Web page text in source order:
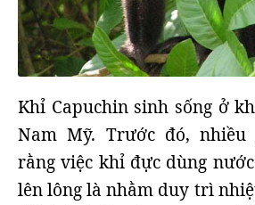
Khỉ Capuchin sinh sống ở
Nam Mỹ. Trước đó, nhiều
rằng việc khỉ đực dùng
lên lông là nhằm duy trì